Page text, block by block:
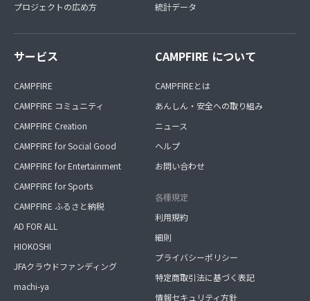
プロジェクトの広め方
統計データ
サービス
CAMPFIRE
CAMPFIRE コミュニティ
CAMPFIRE Creation
CAMPFIRE for Social Good
CAMPFIRE for Entertainment
CAMPFIRE for Sports
CAMPFIRE ふるさと納税
AD FOR ALL
HIOKOSHI
JFAクラウドファンディング
machi-ya
CAMPFIRE について
CAMPFIREとは
あんしん・安全への取り組み
ニュース
ヘルプ
お問い合わせ
各種規定
利用規約
細則
プライバシーポリシー
特定商取引法に基づく表記
情報セキュリティ方針